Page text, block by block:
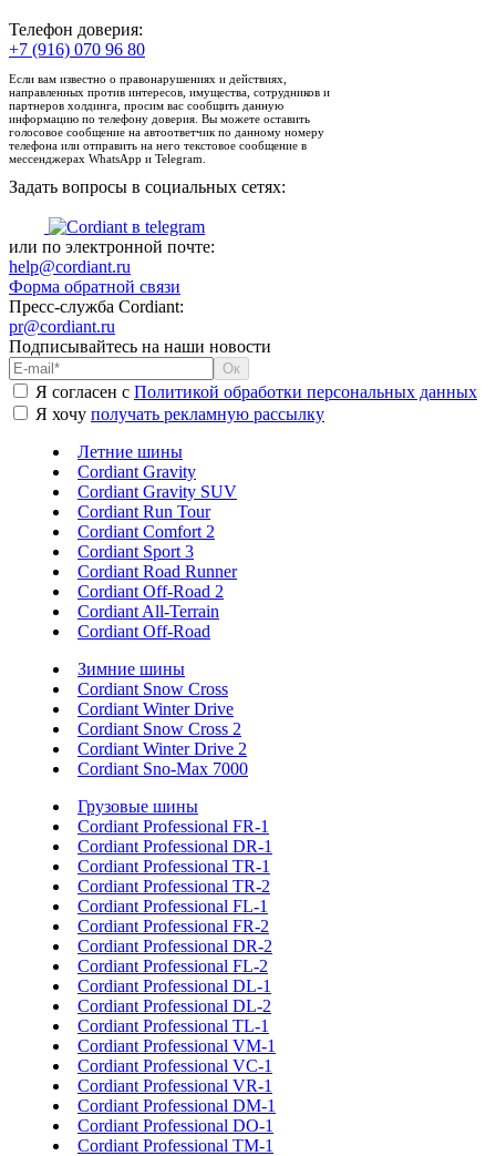
Телефон доверия:
+7 (916) 070 96 80
Если вам известно о правонарушениях и действиях,
направленных против интересов, имущества, сотрудников и
партнеров холдинга, просим вас сообщить данную
информацию по телефону доверия. Вы можете оставить
голосовое сообщение на автоответчик по данному номеру
телефона или отправить на него текстовое сообщение в
мессенджерах WhatsApp и Telegram.
Задать вопросы в социальных сетях:
или по электронной почте:
help@cordiant.ru
Форма обратной связи
Пресс-служба Cordiant:
pr@cordiant.ru
Подписывайтесь на наши новости
Я согласен с Политикой обработки персональных данных
Я хочу получать рекламную рассылку
Летние шины
Cordiant Gravity
Cordiant Gravity SUV
Cordiant Run Tour
Cordiant Comfort 2
Cordiant Sport 3
Cordiant Road Runner
Cordiant Off-Road 2
Cordiant All-Terrain
Cordiant Off-Road
Зимние шины
Cordiant Snow Cross
Cordiant Winter Drive
Cordiant Snow Cross 2
Cordiant Winter Drive 2
Cordiant Sno-Max 7000
Грузовые шины
Cordiant Professional FR-1
Cordiant Professional DR-1
Cordiant Professional TR-1
Cordiant Professional TR-2
Cordiant Professional FL-1
Cordiant Professional FR-2
Cordiant Professional DR-2
Cordiant Professional FL-2
Cordiant Professional DL-1
Cordiant Professional DL-2
Cordiant Professional TL-1
Cordiant Professional VM-1
Cordiant Professional VC-1
Cordiant Professional VR-1
Cordiant Professional DM-1
Cordiant Professional DO-1
Cordiant Professional TM-1